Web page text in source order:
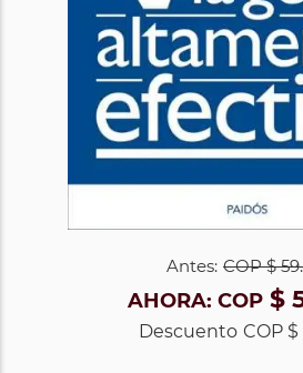
Antes: COP$
AHORA: COP$
Descuento COP